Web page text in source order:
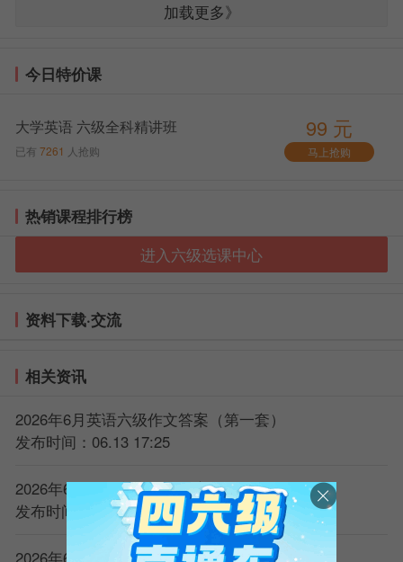
总结：找近5年的真题，“背诵积累”和“动笔练习”必
结，你的写作水平一定会有质的飞跃。
真题训练
写作真题，严格限
AI批改工具：网易有道词典的作文批改
提醒：12月初，关注下王江涛的四六级作文预测和
6、四六级听力理解（25分钟）
1）精听训练（真正提升能力的办法）
加载更多》
今日特价课
大学英语 六级全科精讲班
已有 7261 人抢购
99 元
马上抢购
热销课程排行榜
进入六级选课中心
资料下载·交流
相关资讯
2026年6月英语六级作文答案（第一套）
发布时间：06.13 17:25
2026年6月英语六级作文答案（第二套）
发布时间：06.13 17:25